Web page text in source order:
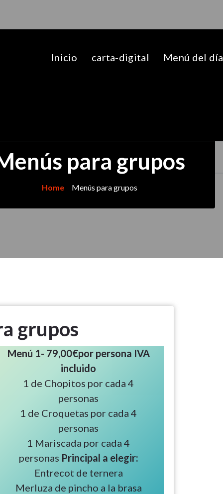
Inicio carta-digital Menú del día
para grupos
Home Menús para grupos
grupos
Menú 1- 79,00€por persona IVA
incluido
1 de Chopitos por cada 4
personas
1 de Croquetas por cada 4
personas
1 Mariscada por cada 4
personas Principal a elegir:
Entrecot de ternera
Merluza de pincho a la brasa